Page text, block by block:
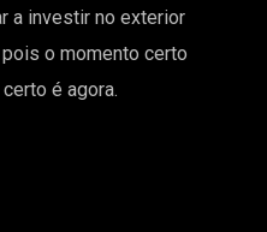
a investir no exterior
o momento certo
é agora.